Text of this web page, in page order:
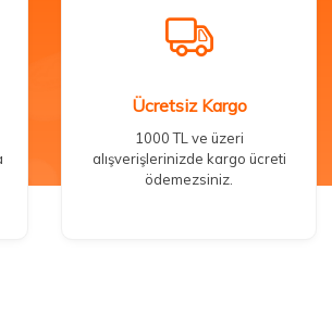
Ücretsiz Kargo
1000 TL ve üzeri
alışverişlerinizde kargo ücreti
ödemezsiniz.